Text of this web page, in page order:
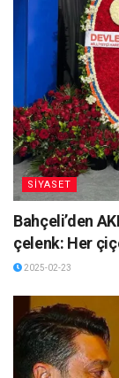
SİYASET
Bahçeli’den
çelenk: Her
2025-02-23